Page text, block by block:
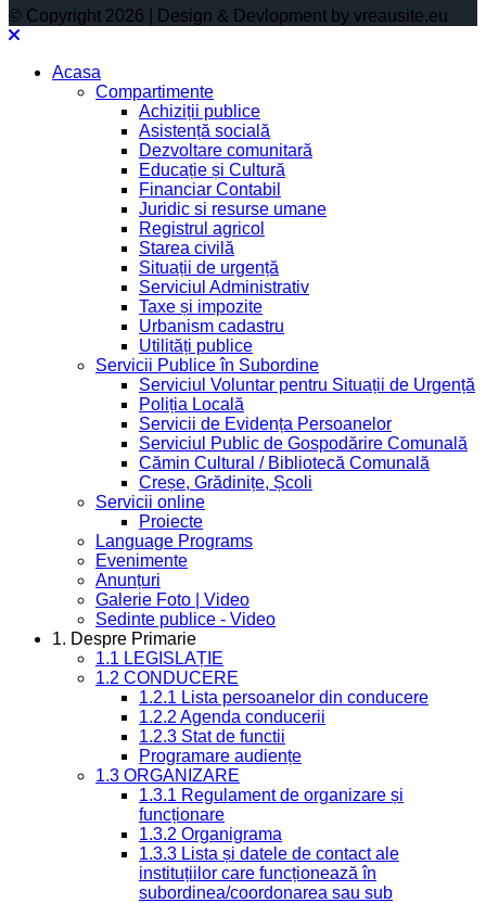
© Copyright 2026 | Design & Devlopment by vreausite.eu
Acasa
Compartimente
Achiziții publice
Asistență socială
Dezvoltare comunitară
Educație și Cultură
Financiar Contabil
Juridic si resurse umane
Registrul agricol
Starea civilă
Situații de urgență
Serviciul Administrativ
Taxe și impozite
Urbanism cadastru
Utilități publice
Servicii Publice în Subordine
Serviciul Voluntar pentru Situații de Urgență
Poliția Locală
Servicii de Evidența Persoanelor
Serviciul Public de Gospodărire Comunală
Cămin Cultural / Bibliotecă Comunală
Creșe, Grădinițe, Școli
Servicii online
Proiecte
Language Programs
Evenimente
Anunțuri
Galerie Foto | Video
Sedinte publice - Video
1. Despre Primarie
1.1 LEGISLAȚIE
1.2 CONDUCERE
1.2.1 Lista persoanelor din conducere
1.2.2 Agenda conducerii
1.2.3 Stat de functii
Programare audiențe
1.3 ORGANIZARE
1.3.1 Regulament de organizare și
funcționare
1.3.2 Organigrama
1.3.3 Lista și datele de contact ale
instituțiilor care funcționează în
subordinea/coordonarea sau sub